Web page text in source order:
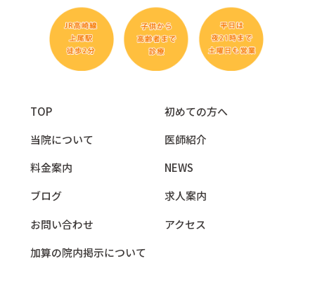
TOP
初めての方へ
当院について
医師紹介
料金案内
NEWS
ブログ
求人案内
お問い合わせ
アクセス
加算の院内掲示について